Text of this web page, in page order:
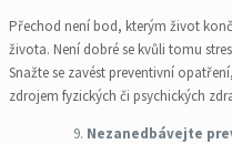
Přechod není bod, kterým život
života. Není dobré se kvůli tomu
Snažte se zavést preventivní
zdrojem fyzických či psychických
Nezanedbávejte